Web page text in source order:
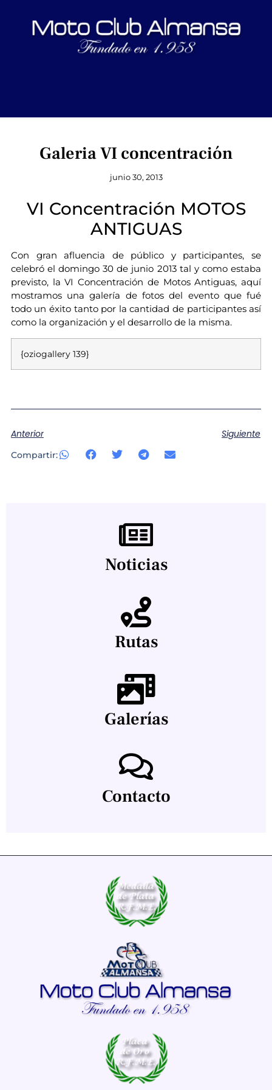
Galeria VI concentración
junio 30, 2013
VI Concentración MOTOS
ANTIGUAS
Con gran afluencia de público y participantes, se
celebró el domingo 30 de junio 2013 tal y como estaba
previsto, la VI Concentración de Motos Antiguas, aquí
mostramos una galería de fotos del evento que fué
todo un éxito tanto por la cantidad de participantes así
como la organización y el desarrollo de la misma.
{oziogallery 139}
Anterior Siguiente
Compartir:
Noticias
Rutas
Galerías
Contacto